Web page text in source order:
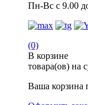
Пн-Вс с 9.00
(0)
В корзине
товара(ов) на
Ваша корзина